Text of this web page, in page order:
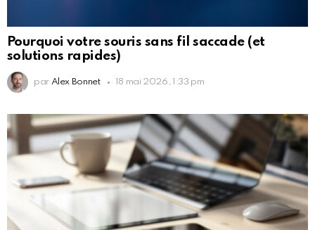
Pourquoi votre souris sans fil saccade (et
solutions rapides)
par Alex Bonnet 18 mai 2026, 1:33 pm